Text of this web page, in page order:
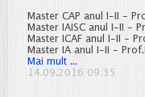
Master CAP anul I-II -
Master IAISC anul I-II -
Master ICAF anul I-II -
Master IA anul I-II -
Mai mult ...
de
14.09.2016 09:35